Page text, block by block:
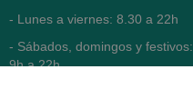
- Lunes a viernes: 8.30 a 22h
- Sábados, domingos y festivos:
9h a 22h